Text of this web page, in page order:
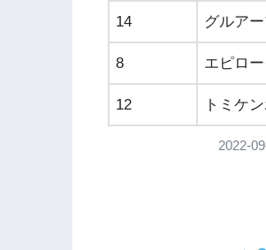
14 グルア
8 エピロ
12 トミケ
2022-